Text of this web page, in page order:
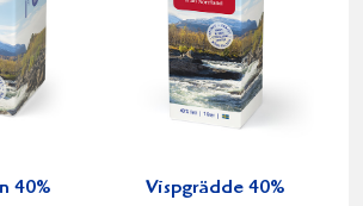
40%
Vispgrädde 40%